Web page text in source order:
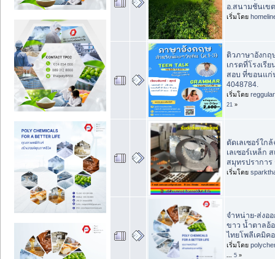
อ.สนามชันเขต
เริ่มโดย
ติวภาษาอังกฤ
เกรดที่โรงเรี
สอบ ที่ขอนแก่
4048784.
เริ่มโดย
21 »
ตัดเลเซอร์ใก
เลเซอร์เหล็ก
สมุทรปราการ
เริ่มโดย
จำหน่าย-ส่งอ
ขาว น้ำตาลอ้
ไทยโพลีเคมิค
เริ่มโดย
5 »